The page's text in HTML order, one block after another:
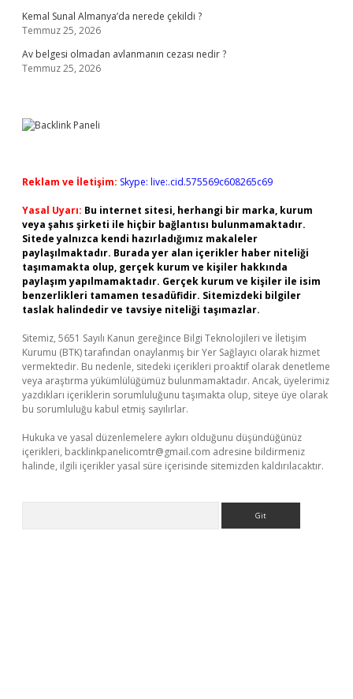
Kemal Sunal Almanya’da nerede çekildi ?
Temmuz 25, 2026
Av belgesi olmadan avlanmanın cezası nedir ?
Temmuz 25, 2026
Reklam ve İletişim: Skype: live:.cid.575569c608265c69
Yasal Uyarı: Bu internet sitesi, herhangi bir marka, kurum
veya şahıs şirketi ile hiçbir bağlantısı bulunmamaktadır.
Sitede yalnızca kendi hazırladığımız makaleler
paylaşılmaktadır. Burada yer alan içerikler haber niteliği
taşımamakta olup, gerçek kurum ve kişiler hakkında
paylaşım yapılmamaktadır. Gerçek kurum ve kişiler ile isim
benzerlikleri tamamen tesadüfidir. Sitemizdeki bilgiler
taslak halindedir ve tavsiye niteliği taşımazlar.
Sitemiz, 5651 Sayılı Kanun gereğince Bilgi Teknolojileri ve İletişim
Kurumu (BTK) tarafından onaylanmış bir Yer Sağlayıcı olarak hizmet
vermektedir. Bu nedenle, sitedeki içerikleri proaktif olarak denetleme
veya araştırma yükümlülüğümüz bulunmamaktadır. Ancak, üyelerimiz
yazdıkları içeriklerin sorumluluğunu taşımakta olup, siteye üye olarak
bu sorumluluğu kabul etmiş sayılırlar.
Hukuka ve yasal düzenlemelere aykırı olduğunu düşündüğünüz
içerikleri, backlinkpanelicomtr@gmail.com adresine bildirmeniz
halinde, ilgili içerikler yasal süre içerisinde sitemizden kaldırılacaktır.